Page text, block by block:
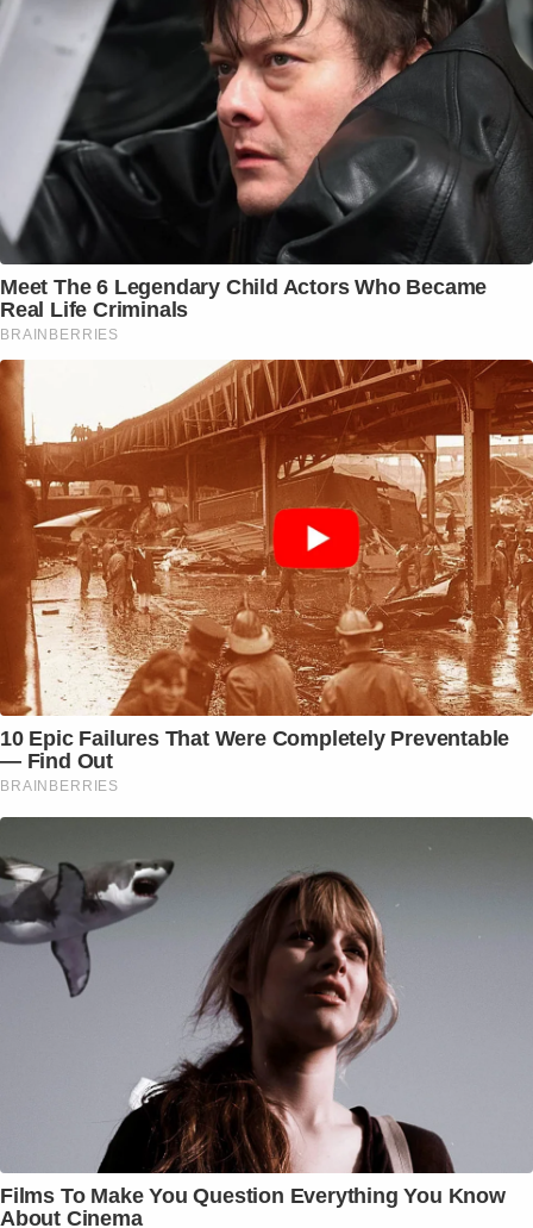
Meet The 6 Legendary Child Actors Who Became
Real Life Criminals
BRAINBERRIES
10 Epic Failures That Were Completely Preventable
— Find Out
BRAINBERRIES
Films To Make You Question Everything You Know
About Cinema